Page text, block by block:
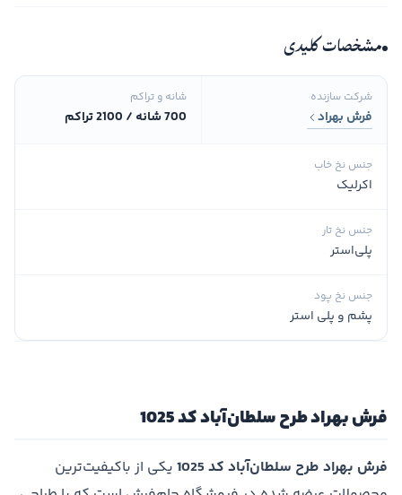
مشخصات کلیدی
شرکت سازنده
فرش بهراد
شانه و تراکم
700 شانه / 2100 تراکم
جنس نخ خاب
اکرلیک
جنس نخ تار
پلی‌استر
جنس نخ پود
پشم و پلی استر
فرش بهراد طرح سلطان‌آباد کد 1025
فرش بهراد طرح سلطان‌آباد کد 1025
یکی از باکیفیت‌ترین